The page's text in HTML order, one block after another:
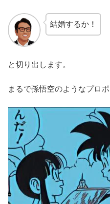
結婚するか！
と切り出します。
まるで孫悟空のようなプロ